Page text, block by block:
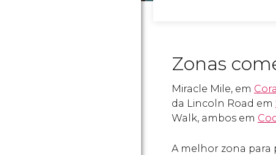
Zonas
Miracle Mile, em
da Lincoln Road em
Walk, ambos em
A melhor zona para